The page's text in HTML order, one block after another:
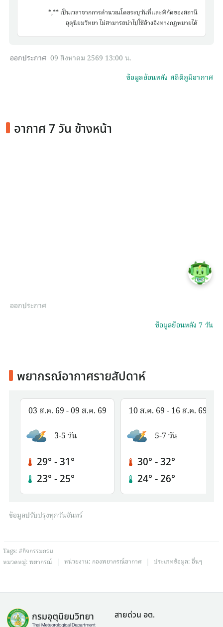
*,** เป็นเวลาจากการคำนวณโดยระบุวันที่และพิกัดของสถานี
อุตุนิยมวิทยา ไม่สามารถนำไปใช้อ้างอิงทางกฏหมายได้
ออกประกาศ 09 สิงหาคม 2569 13:00 น.
ข้อมูลย้อนหลัง สถิติภูมิอากาศ
อากาศ 7 วัน ข้างหน้า
ออกประกาศ
ข้อมูลย้อนหลัง 7 วัน
พยากรณ์อากาศรายสัปดาห์
03 ส.ค. 69 - 09 ส.ค. 69
3-5 วัน
29° - 31°
23° - 25°
10 ส.ค. 69 - 16 ส.ค. 69
5-7 วัน
30° - 32°
24° - 26°
ข้อมูลปรับปรุงทุกวันจันทร์
Tags: #กิจกรรมกรม
หมวดหมู่: พยากรณ์ หน่วยงาน: กองพยากรณ์อากาศ ประเภทข้อมูล: อื่นๆ
สายด่วน อต.